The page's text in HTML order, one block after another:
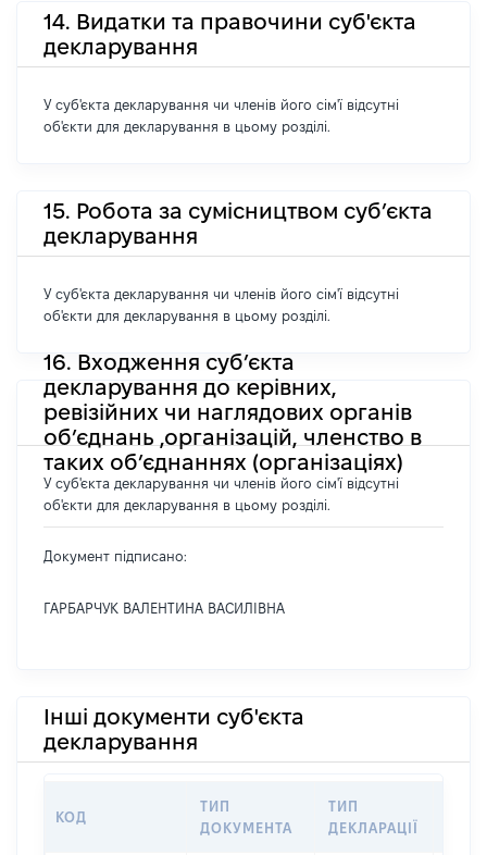
14. Видатки та правочини суб'єкта
декларування
У суб'єкта декларування чи членів його сім'ї відсутні
об'єкти для декларування в цьому розділі.
15. Робота за сумісництвом суб’єкта
декларування
У суб'єкта декларування чи членів його сім'ї відсутні
об'єкти для декларування в цьому розділі.
16. Входження суб’єкта
декларування до керівних,
ревізійних чи наглядових органів
об’єднань ,організацій, членство в
таких об’єднаннях (організаціях)
У суб'єкта декларування чи членів його сім'ї відсутні
об'єкти для декларування в цьому розділі.
Документ підписано:
ГАРБАРЧУК ВАЛЕНТИНА ВАСИЛІВНА
Інші документи суб'єкта
декларування
КОД
ТИП
ДОКУМЕНТА
ТИП
ДЕКЛАРАЦІЇ